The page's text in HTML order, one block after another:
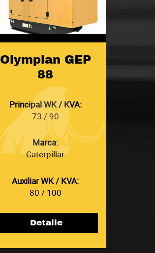
Olympian GEP
88
Principal WK / KVA:
73 / 90
Marca:
Caterpillar
Auxiliar WK / KVA:
80 / 100
Detalle